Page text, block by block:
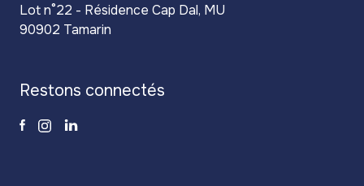
Lot n°22 - Résidence Cap Dal, MU
90902 Tamarin
restons connectés